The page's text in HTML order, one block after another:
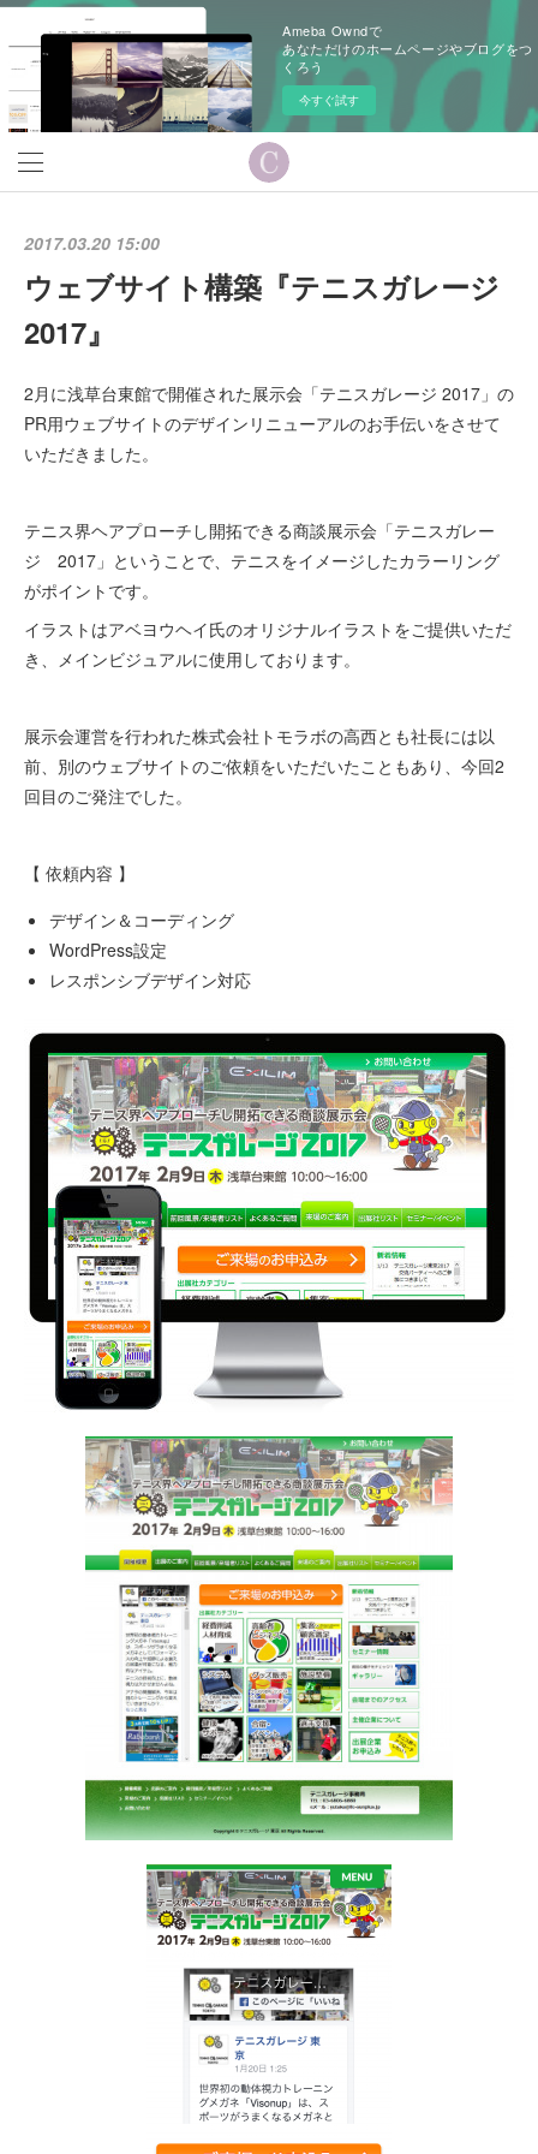
Ameba Owndで
あなただけのホームページやブログをつ
くろう
今すぐ試す
2017.03.20 15:00
ウェブサイト構築『テニスガレージ
2017』
2月に浅草台東館で開催された展示会「テニスガレージ 2017」の
PR用ウェブサイトのデザインリニューアルのお手伝いをさせて
いただきました。
テニス界ヘアプローチし開拓できる商談展示会「テニスガレー
ジ 2017」ということで、テニスをイメージしたカラーリング
がポイントです。
イラストはアベヨウヘイ氏のオリジナルイラストをご提供いただ
き、メインビジュアルに使用しております。
展示会運営を行われた株式会社トモラボの高西とも社長には以
前、別のウェブサイトのご依頼をいただいたこともあり、今回2
回目のご発注でした。
【 依頼内容 】
デザイン＆コーディング
WordPress設定
レスポンシブデザイン対応